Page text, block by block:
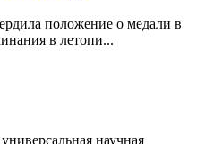
положение о медали в
в летопи...
научная